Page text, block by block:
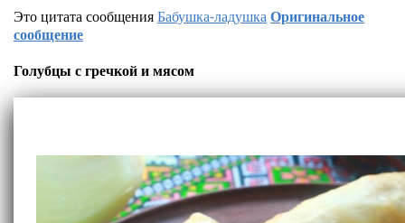
Это цитата сообщенияБабушка-ладушкаОригинальное
сообщение
Голубцы с гречкой и мясом